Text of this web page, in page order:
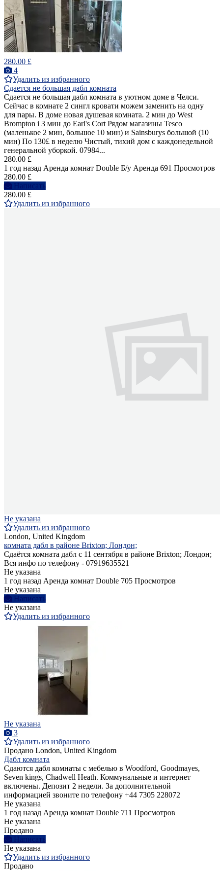
280.00 £
4
Удалить из избранного
Сдается не большая дабл комната
Сдается не большая дабл комната в уютном доме в Челси.
Сейчас в комнате 2 сингл кровати можем заменить на одну
для пары. В доме новая душевая комната. 2 мин до West
Brompton i 3 мин до Earl's Cort Рядом магазины Tesco
(маленькое 2 мин, большое 10 мин) и Sainsburys большой (10
мин) По 130£ в неделю Чистый, тихий дом с каждонедельной
генеральной уборкой. 07984...
280.00 £
1 год назад Аренда комнат Double Б/у Аренда 691 Просмотров
280.00 £
Написать
280.00 £
Удалить из избранного
Не указана
Удалить из избранного
London, United Kingdom
комната дабл в районе Brixton; Лондон;
Сдаётся комната дабл с 11 сентября в районе Brixton; Лондон;
Вся инфо по телефону - 07919635521
Не указана
1 год назад Аренда комнат Double 705 Просмотров
Не указана
Написать
Не указана
Удалить из избранного
Не указана
3
Удалить из избранного
Продано London, United Kingdom
Дабл комната
Сдаются дабл комнаты с мебелью в Woodford, Goodmayes,
Seven kings, Chadwell Heath. Коммунальные и интернет
включены. Депозит 2 недели. За дополнительной
информацией звоните по телефону +44 7305 228072
Не указана
1 год назад Аренда комнат Double 711 Просмотров
Не указана
Продано
Написать
Не указана
Удалить из избранного
Продано